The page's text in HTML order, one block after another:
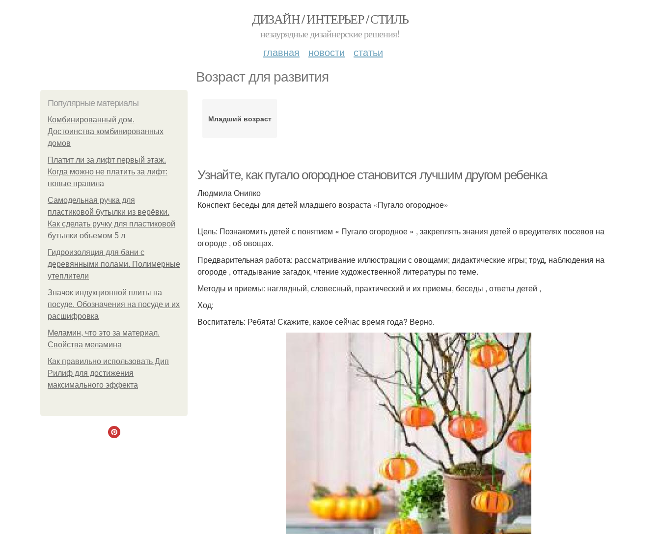
ДИЗАЙН / ИНТЕРЬЕР / СТИЛЬ
незаурядные дизайнерские решения!
главная новости статьи
Возраст для развития
Популярные материалы
Комбинированный дом.
Достоинства комбинированных
домов
Платит ли за лифт первый этаж.
Когда можно не платить за лифт:
новые правила
Самодельная ручка для
пластиковой бутылки из верёвки.
Как сделать ручку для пластиковой
бутылки объемом 5 л
Гидроизоляция для бани с
деревянными полами. Полимерные
утеплители
Значок индукционной плиты на
посуде. Обозначения на посуде и их
расшифровка
Меламин, что это за материал.
Свойства меламина
Как правильно использовать Дип
Рилиф для достижения
максимального эффекта
Младший возраст
Узнайте, как пугало огородное становится лучшим другом ребенка
Людмила Онипко
Конспект беседы для детей младшего возраста «Пугало огородное»
Цель: Познакомить детей с понятием « Пугало огородное » , закреплять знания детей о вредителях посевов на
огороде , об овощах.
Предварительная работа: рассматривание иллюстрации с овощами; дидактические игры; труд, наблюдения на
огороде , отгадывание загадок, чтение художественной литературы по теме.
Методы и приемы: наглядный, словесный, практический и их приемы, беседы , ответы детей ,
Ход:
Воспитатель: Ребята! Скажите, какое сейчас время года? Верно.